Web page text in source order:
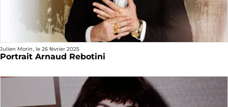
Julien Morin, le 26 février 2025
Portrait Arnaud Rebotini